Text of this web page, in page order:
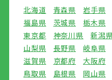
北海道 青森県 岩手県
福島県
茨城県 栃木県
東京都
神奈川県 新潟
山梨県
長野県 岐阜県
滋賀県
京都府 大阪府
鳥取県
島根県 岡山県